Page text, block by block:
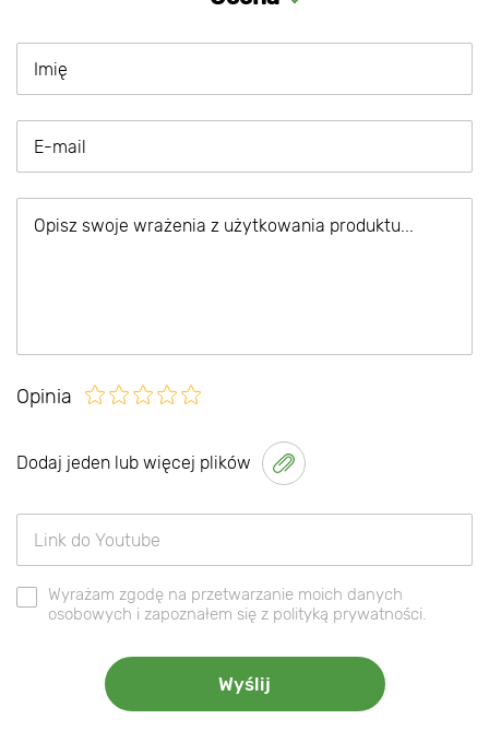
Opinia
Dodaj jeden lub więcej plików
Wyrażam zgodę na przetwarzanie moich danych
osobowych i zapoznałem się z polityką prywatności.